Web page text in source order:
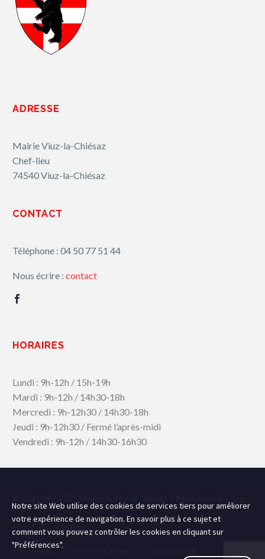
ADRESSE
Mairie Viuz-la-Chiésaz
Chef-lieu
74540 Viuz-la-Chiésaz
CONTACT
Téléphone : 04 50 77 51 44
Nous écrire : contact
HORAIRES
Lundi : 9h-12h / 15h-19h
Mardi : 9h-12h / 14h30-18h
Mercredi : 9h-12h30 / 14h30-18h
Jeudi : 9h-12h30 / Fermé l’après-midi
Vendredi : 9h-12h / 14h30-16h30
109.C
Hot-Chili_Pepper
Plan du site
Notre site Web utilise des cookies de services tiers pour améliorer
votre expérience de navigation. En savoir plus à ce sujet et
comment vous pouvez contrôler les cookies en cliquant sur
"Préférences".